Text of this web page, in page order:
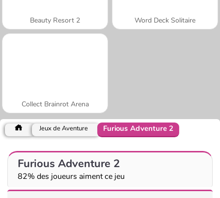
Beauty Resort 2 Word Deck Solitaire
Collect Brainrot Arena
Jeux de Aventure Furious Adventure 2
Furious Adventure 2
82% des joueurs aiment ce jeu